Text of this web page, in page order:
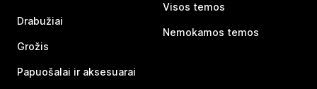
Drabužiai
Grožis
Papuošalai ir aksesuarai
Visos temos
Nemokamos temos